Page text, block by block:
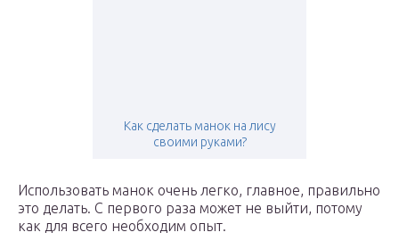
Как сделать манок на лису
своими руками?
Использовать манок очень легко, главное, правильно
это делать. С первого раза может не выйти, потому
как для всего необходим опыт.